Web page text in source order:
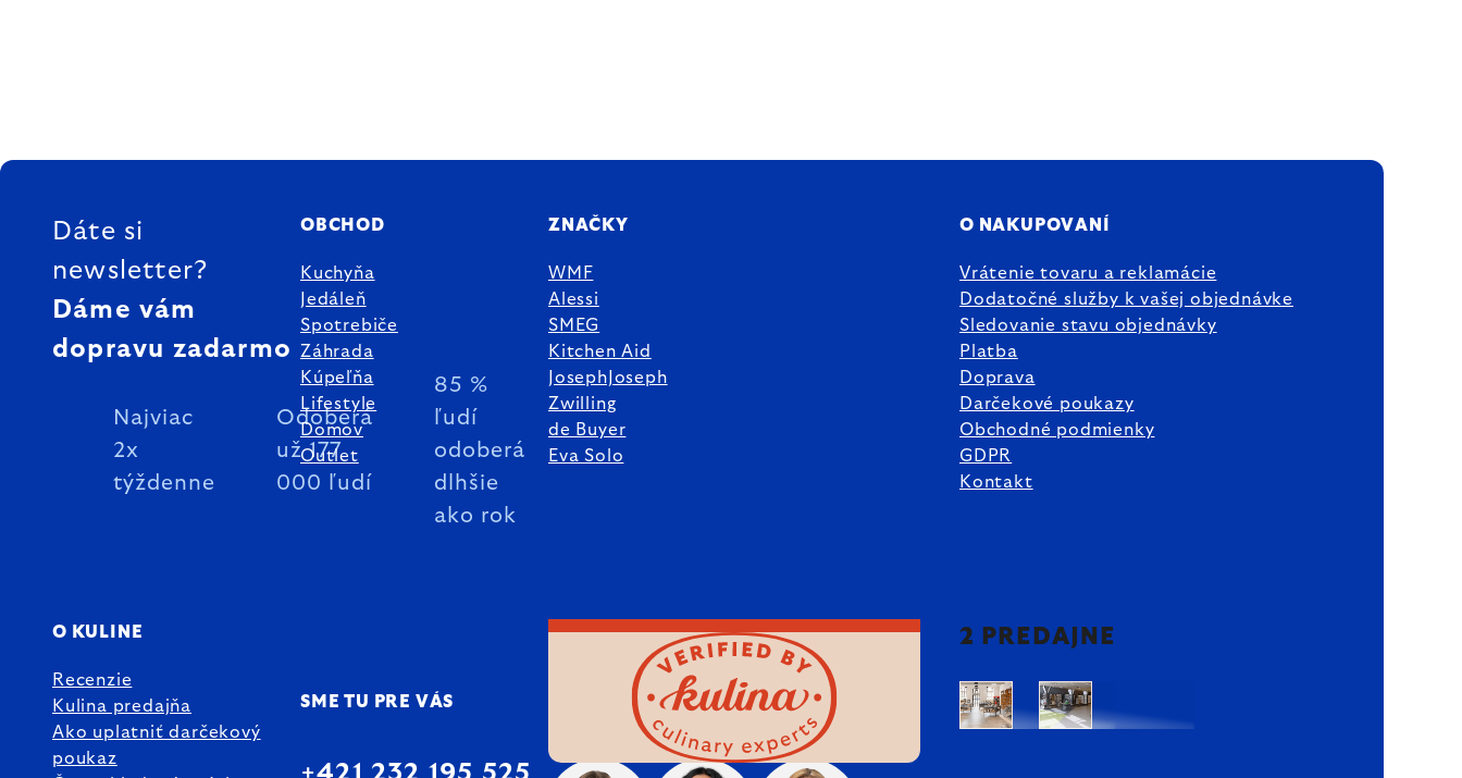
ZÁPÄTIE
Dáte si
newsletter?
Dáme vám
dopravu zadarmo
Najviac
2x
týždenne
Odoberá
už 177
000 ľudí
85 %
ľudí
odoberá
dlhšie
ako rok
OBCHOD
Kuchyňa
Jedáleň
Spotrebiče
Záhrada
Kúpeľňa
Lifestyle
Domov
Outlet
ZNAČKY
WMF
Alessi
SMEG
Kitchen Aid
JosephJoseph
Zwilling
de Buyer
Eva Solo
O NAKUPOVANÍ
Vrátenie tovaru a reklamácie
Dodatočné služby k vašej objednávke
Sledovanie stavu objednávky
Platba
Doprava
Darčekové poukazy
Obchodné podmienky
GDPR
Kontakt
O KULINE
Recenzie
Kulina predajňa
Ako uplatniť darčekový
poukaz
SME TU PRE VÁS
2 PREDAJNE